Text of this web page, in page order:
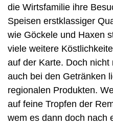
die Wirtsfamilie ihre
Speisen erstklassiger
wie Göckele und Haxen
viele weitere
auf der Karte. Doch
auch bei den Getränken
regionalen Produkten.
auf feine Tropfen der
wem es dann doch nach